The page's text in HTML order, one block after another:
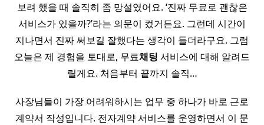
보려 했을 때 솔직히 좀 망설였어요. ‘진짜 무료로 괜찮은
서비스가 있을까?’라는 의문이 컸거든요. 그런데 시간이
지나면서 진짜 써보길 잘했다는 생각이 들더라구요. 그럼
오늘은 제 경험을 토대로, 무료채팅 서비스에 대해 알려드
릴게요. 처음부터 끝까지 솔직…
사장님들이 가장 어려워하시는 업무 중 하나가 바로 근로
계약서 작성입니다. 전자계약 서비스를 운영하면서 이 문